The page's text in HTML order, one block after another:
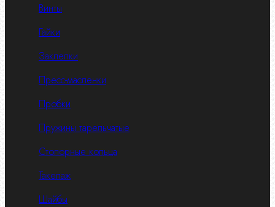
Винты
Гайки
Заклепки
Пресс-масленки
Пробки
Пружины тарельчатые
Стопорные кольца
Такелаж
Шайбы